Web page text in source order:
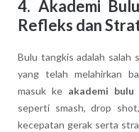
4. Akademi
Refleks dan
Bulu tangkis adalah salah
yang telah melahirkan
masuk ke akademi bulu
seperti smash, drop
kecepatan gerak serta